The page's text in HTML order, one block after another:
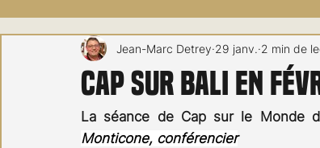
Max Borg Laurent Scherlen Memento
Carnet noir Open Air Série TV
Cap sur Bali en
Jean-Marc Detrey 29 janv. 2 min de
La séance de Cap sur le Monde
Monticone, conférencier